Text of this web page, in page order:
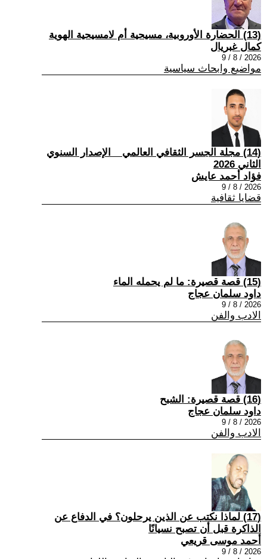
(13) الحضارة الأوروبية، مسيحية أم لامسيحية الهوية
كمال غبريال
2026 / 8 / 9
مواضيع وابحاث سياسية
(14) مجلة الجسر الثقافي العالمي _ الإصدار السنوي
الثاني 2026
فؤاد أحمد عايش
2026 / 8 / 9
قضايا ثقافية
(15) قصة قصيرة: ما لم يحمله الماء
داود سلمان عجاج
2026 / 8 / 9
الادب والفن
(16) قصة قصيرة: الشبح
داود سلمان عجاج
2026 / 8 / 9
الادب والفن
(17) لماذا نكتب عن الذين يرحلون؟ في الدفاع عن
الذاكرة قبل أن تصبح نسيانًا
أحمد موسى قريعي
2026 / 8 / 9